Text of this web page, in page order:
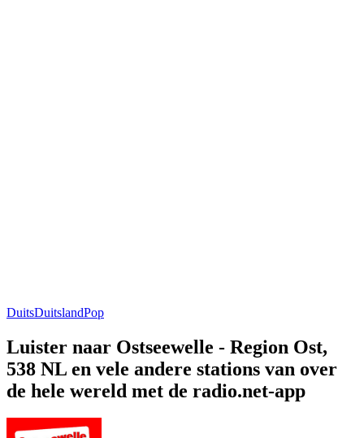
DuitsDuitslandPop
Luister naar Ostseewelle - Region Ost,
538 NL en vele andere stations van over
de hele wereld met de radio.net-app